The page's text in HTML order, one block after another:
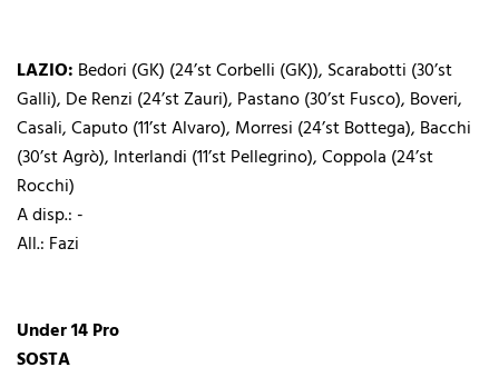
LAZIO: Bedori (GK) (24’st Corbelli (GK)), Scarabotti (30’st
Galli), De Renzi (24’st Zauri), Pastano (30’st Fusco), Boveri,
Casali, Caputo (11’st Alvaro), Morresi (24’st Bottega), Bacchi
(30’st Agrò), Interlandi (11’st Pellegrino), Coppola (24’st
Rocchi)
A disp.: -
All.: Fazi
Under 14 Pro
SOSTA